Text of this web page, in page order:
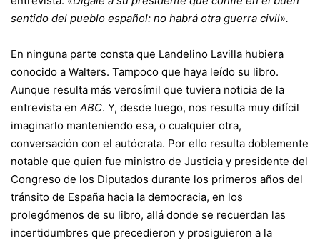
sentido del pueblo español: no habrá otra guerra civil».
En ninguna parte consta que Landelino Lavilla hubiera
conocido a Walters. Tampoco que haya leído su libro.
Aunque resulta más verosímil que tuviera noticia de la
entrevista en ABC. Y, desde luego, nos resulta muy difícil
imaginarlo manteniendo esa, o cualquier otra,
conversación con el autócrata. Por ello resulta doblemente
notable que quien fue ministro de Justicia y presidente del
Congreso de los Diputados durante los primeros años del
tránsito de España hacia la democracia, en los
prolegómenos de su libro, allá donde se recuerdan las
incertidumbres que precedieron y prosiguieron a la